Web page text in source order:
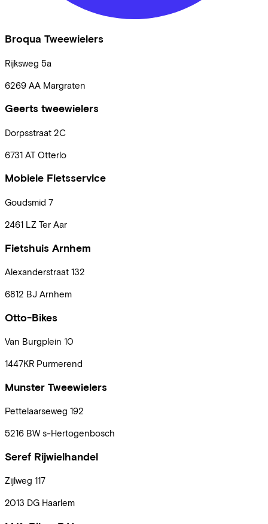
Broqua Tweewielers
Rijksweg 5a
6269 AA Margraten
Geerts tweewielers
Dorpsstraat 2C
6731 AT Otterlo
Mobiele Fietsservice
Goudsmid 7
2461 LZ Ter Aar
Fietshuis Arnhem
Alexanderstraat 132
6812 BJ Arnhem
Otto-Bikes
Van Burgplein 10
1447KR Purmerend
Munster Tweewielers
Pettelaarseweg 192
5216 BW s-Hertogenbosch
Seref Rijwielhandel
Zijlweg 117
2013 DG Haarlem